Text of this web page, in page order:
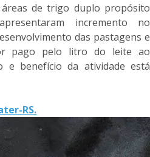
de trigo duplo propósito
incremento no
das pastagens e
pago pelo litro do leite ao
e benefício da atividade está
RS.